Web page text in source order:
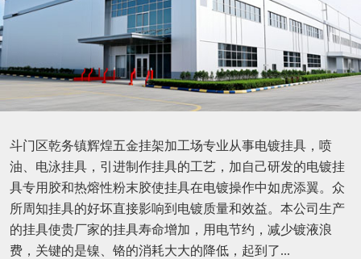
斗门区乾务镇辉煌五金挂架加工场专业从事电镀挂具，喷
油、电泳挂具，引进制作挂具的工艺，加自己研发的电镀挂
具专用胶和热熔性粉末胶使挂具在电镀操作中如虎添翼。众
所周知挂具的好坏直接影响到电镀质量和效益。本公司生产
的挂具使贵厂家的挂具寿命增加，用电节约，减少镀液浪
费，关键的是镍、铬的消耗大大的降低，起到了...